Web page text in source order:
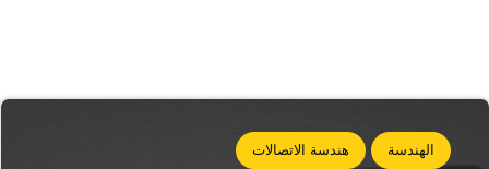
الهندسة هندسة الاتصالات